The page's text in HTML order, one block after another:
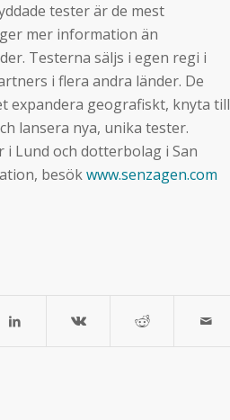
tester är de mest
mer information än
Testerna säljs i egen regi i
i flera andra länder. De
expandera geografiskt, knyta till
lansera nya, unika tester.
Lund och dotterbolag i San
besökwww.senzagen.com